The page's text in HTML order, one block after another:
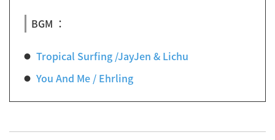
BGM ：
Tropical Surfing /JayJen & Lichu
You And Me / Ehrling